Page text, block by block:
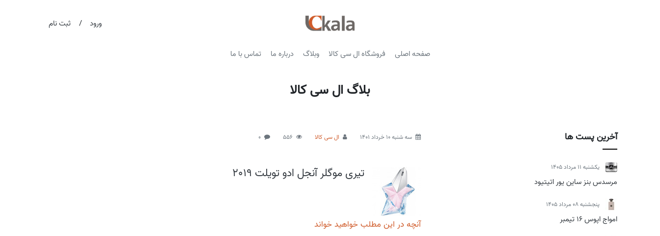
ورود / ثبت نام
صفحه اصلی فروشگاه ال سی کالا وبلاگ درباره ما تماس با ما
بلاگ ال سی کالا
آخرین پست ها
يكشنبه 11 مرداد 1405
مرسدس بنز ساین یور اتیتیود
پنجشنبه 08 مرداد 1405
امواج اپوس 16 تیمبر
سه شنبه 10 خرداد 1401 ال سی کالا 556
0
تیری موگلر آنجل ادو تویلت 2019
آنچه در این مطلب خواهید خواند